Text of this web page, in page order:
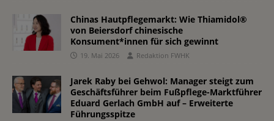
Chinas Hautpflegemarkt: Wie Thiamidol®
von Beiersdorf chinesische
Konsument*innen für sich gewinnt
19. Mai 2026 Redaktion FWHK
Jarek Raby bei Gehwol: Manager steigt zum
Geschäftsführer beim Fußpflege-Marktführer
Eduard Gerlach GmbH auf – Erweiterte
Führungsspitze